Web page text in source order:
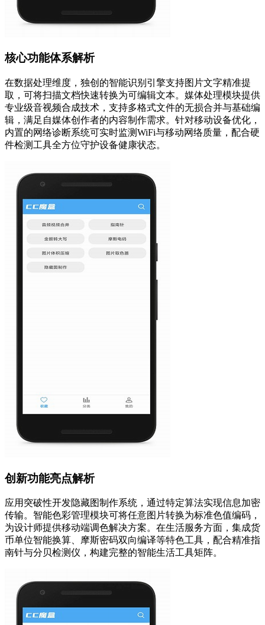
核心功能体系解析
在数据处理维度，独创的智能识别引擎支持图片文字精准提
取，可将扫描文档快速转换为可编辑文本。媒体处理模块提供
专业级音视频合成技术，支持多格式文件的无损合并与基础编
辑，满足自媒体创作者的内容制作需求。针对移动设备优化，
内置的网络诊断系统可实时监测WiFi与移动网络质量，配合硬
件检测工具全方位守护设备健康状态。
创新功能亮点解析
应用突破性开发隐藏图制作系统，通过特定算法实现信息加密
传输。智能色彩管理模块可将任意图片转换为标准色值编码，
为设计师提供移动端调色解决方案。在生活服务方面，集成货
币单位智能换算、摩斯密码双向编译等特色工具，配合精准指
南针与分贝检测仪，构建完整的智能生活工具矩阵。